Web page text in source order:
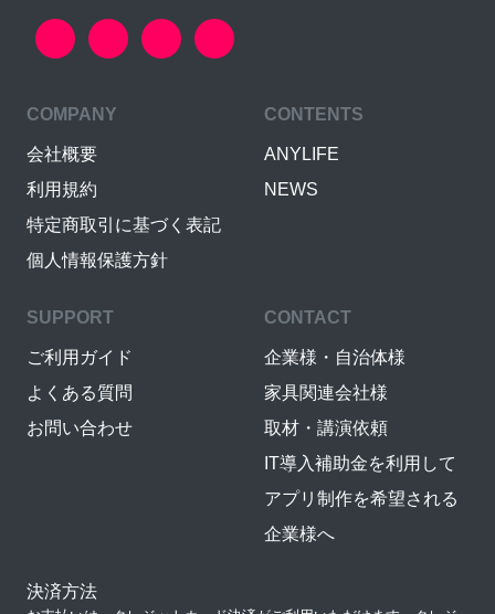
COMPANY
会社概要
利用規約
特定商取引に基づく表記
個人情報保護方針
CONTENTS
ANYLIFE
NEWS
SUPPORT
ご利用ガイド
よくある質問
お問い合わせ
CONTACT
企業様・自治体様
家具関連会社様
取材・講演依頼
IT導入補助金を利用して
アプリ制作を希望される
企業様へ
決済方法